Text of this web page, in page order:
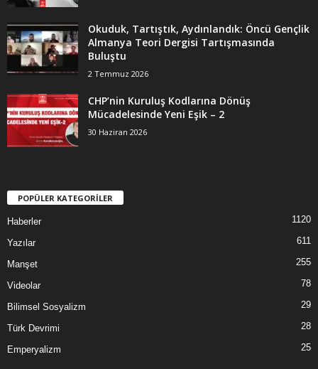
Okuduk, Tartıştık, Aydınlandık: Öncü Gençlik
Almanya Teori Dergisi Tartışmasında
Buluştu
2 Temmuz 2026
CHP’nin Kuruluş Kodlarına Dönüş
Mücadelesinde Yeni Eşik – 2
30 Haziran 2026
POPÜLER KATEGORİLER
Haberler 1120
Yazılar 611
Manşet 255
Videolar 78
Bilimsel Sosyalizm 29
Türk Devrimi 28
Emperyalizm 25